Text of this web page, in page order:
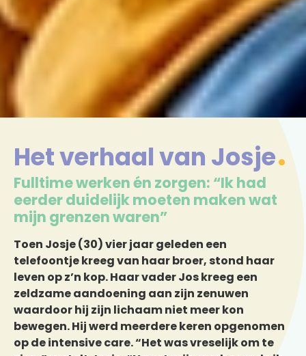
Het verhaal van Josje
Fulltime werken én zorgen: “Ik had
eerder duidelijk moeten maken wat
mijn grenzen waren”
Toen Josje (30) vier jaar geleden een
telefoontje kreeg van haar broer, stond haar
leven op z’n kop. Haar vader Jos kreeg een
zeldzame aandoening aan zijn zenuwen
waardoor hij zijn lichaam niet meer kon
bewegen. Hij werd meerdere keren opgenomen
op de intensive care. “Het was vreselijk om te